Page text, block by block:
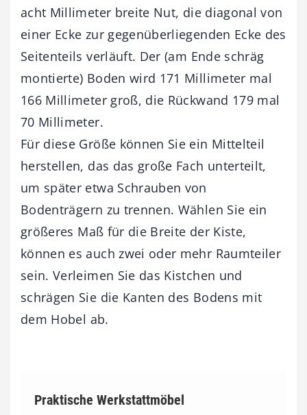
acht Millimeter breite Nut, die diagonal von
einer Ecke zur gegenüberliegenden Ecke des
Seitenteils verläuft. Der (am Ende schräg
montierte) Boden wird 171 Millimeter mal
166 Millimeter groß, die Rückwand 179 mal
70 Millimeter.
Für diese Größe können Sie ein Mittelteil
herstellen, das das große Fach unterteilt,
um später etwa Schrauben von
Bodenträgern zu trennen. Wählen Sie ein
größeres Maß für die Breite der Kiste,
können es auch zwei oder mehr Raumteiler
sein. Verleimen Sie das Kistchen und
schrägen Sie die Kanten des Bodens mit
dem ­Hobel ab.
Praktische Werkstattmöbel